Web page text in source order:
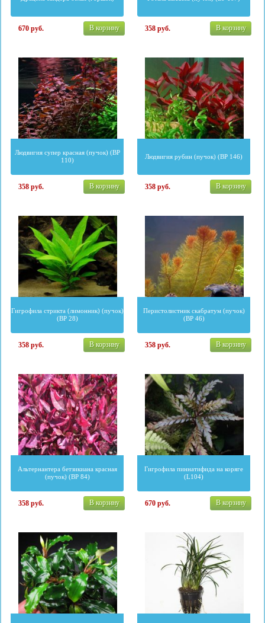
670руб. В корзину 358руб. В корзину
Людвигия супер красная (пучок) (BP
110)
358руб. В корзину
Людвигия рубин (пучок) (BP 146)
358руб. В корзину
Гигрофила стрикта (лимонник) (пучок)
(BP 28)
358руб. В корзину
Перистолистник скабратум (пучок)
(BP 46)
358руб. В корзину
Альтернантера бетзикиана красная
(пучок) (BP 84)
358руб. В корзину
Гигрофила пиннатифида на коряге
(L104)
670руб. В корзину